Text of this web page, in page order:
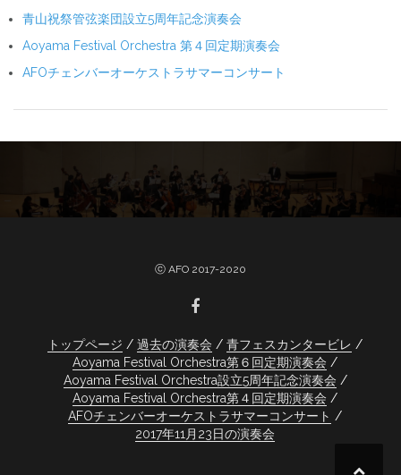
青山祝祭管弦楽団設立5周年記念演奏会
Aoyama Festival Orchestra 第４回定期演奏会
AFOチェンバーオーケストラサマーコンサート
ⓒ AFO 2017-2020
トップページ 過去の演奏会
青フェスカンタービレ
Aoyama Festival Orchestra第６回定期演奏会
Aoyama Festival Orchestra設立5周年記念演奏会
Aoyama Festival Orchestra第４回定期演奏会
AFOチェンバーオーケストラサマーコンサート
2017年11月23日の演奏会